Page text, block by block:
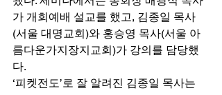
가 개회예배 설교를 했고, 김종일 목사
(서울 대명교회)와 홍승영 목사(서울 아
름다운가지장지교회)가 강의를 담당했
다.
‘피켓전도’로 잘 알려진 김종일 목사는